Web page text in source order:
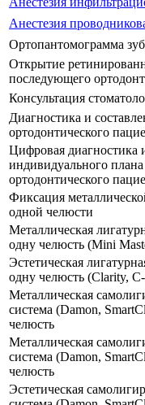
Анестезия
Ортопантомограмма
Открытие
последующего
Консультация
Диагностика и
ортодонтического
Цифровая диагностика
индивидуального
ортодонтического
Фиксация
одной челюсти
Металлическая
одну челюсть (Mini
Эстетическая
одну челюсть (Clarity,
Металлическая
система (Damon,
челюсть
Металлическая
система (Damon,
челюсть
Эстетическая